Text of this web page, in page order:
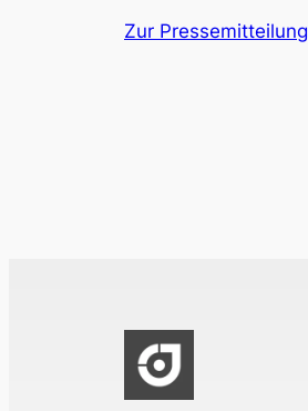
Zur Pressemitteilung